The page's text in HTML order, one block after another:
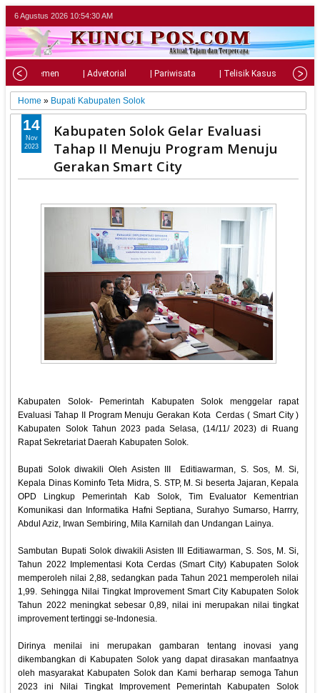
6 Agustus 2026 10:54:31 AM
| Parlemen | Advetorial | Pariwisata | Telisik Kasus |
Home » Bupati Kabupaten Solok
Kabupaten Solok Gelar Evaluasi
Tahap II Menuju Program Menuju
Gerakan Smart City
Kabupaten Solok- Pemerintah Kabupaten Solok menggelar rapat
Evaluasi Tahap II Program Menuju Gerakan Kota Cerdas ( Smart City )
Kabupaten Solok Tahun 2023 pada Selasa, (14/11/ 2023) di Ruang
Rapat Sekretariat Daerah Kabupaten Solok.
Bupati Solok diwakili Oleh Asisten III Editiawarman, S. Sos, M. Si,
Kepala Dinas Kominfo Teta Midra, S. STP, M. Si beserta Jajaran, Kepala
OPD Lingkup Pemerintah Kab Solok, Tim Evaluator Kementrian
Komunikasi dan Informatika Hafni Septiana, Surahyo Sumarso, Harrry,
Abdul Aziz, Irwan Sembiring, Mila Karnilah dan Undangan Lainya.
Sambutan Bupati Solok diwakili Asisten III Editiawarman, S. Sos, M. Si,
Tahun 2022 Implementasi Kota Cerdas (Smart City) Kabupaten Solok
memperoleh nilai 2,88, sedangkan pada Tahun 2021 memperoleh nilai
1,99. Sehingga Nilai Tingkat Improvement Smart City Kabupaten Solok
Tahun 2022 meningkat sebesar 0,89, nilai ini merupakan nilai tingkat
improvement tertinggi se-Indonesia.
Dirinya menilai ini merupakan gambaran tentang inovasi yang
dikembangkan di Kabupaten Solok yang dapat dirasakan manfaatnya
oleh masyarakat Kabupaten Solok dan Kami berharap semoga Tahun
2023 ini Nilai Tingkat Improvement Pemerintah Kabupaten Solok
14
Nov
2023